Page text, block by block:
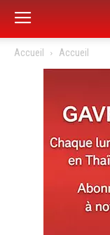
Accueil Accueil